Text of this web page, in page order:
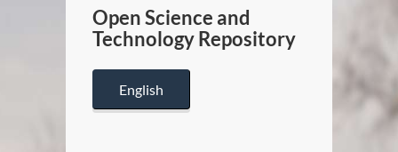
Canada
Open Science and
Technology Repository
English